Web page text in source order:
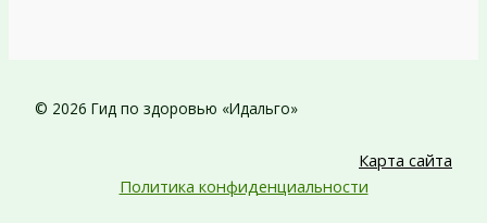
© 2026 Гид по здоровью «Идальго»
Карта сайта
Политика конфиденциальности